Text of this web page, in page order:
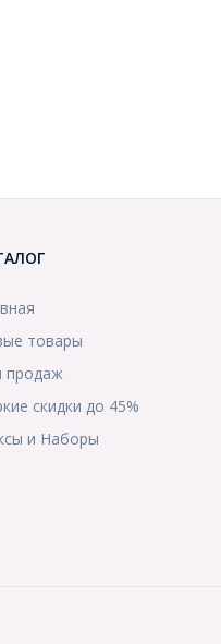
товары
продаж
скидки до 45%
и Наборы